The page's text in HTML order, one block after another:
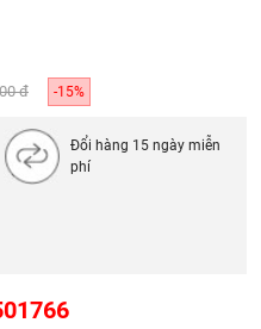
đ -15%
Đổi hàng 15 ngày miễn
phí